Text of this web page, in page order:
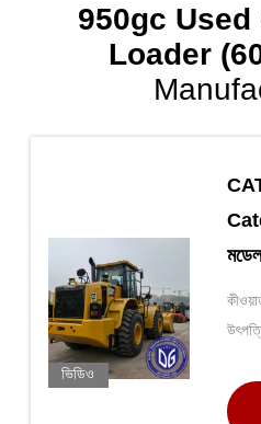
950gc
Loader
ভিডিও
এবং